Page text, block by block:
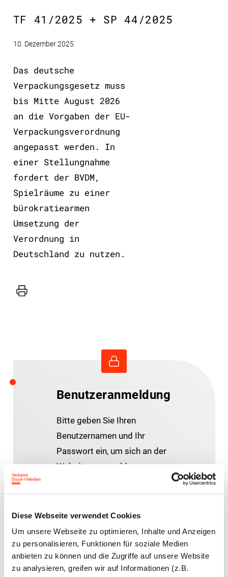
Diese Webseite verwendet Cookies
Um unsere Webseite zu optimieren, Inhalte und Anzeigen
zu personalisieren, Funktionen für soziale Medien
anbieten zu können und die Zugriffe auf unsere Website
zu analysieren, greifen wir auf Informationen (z.B.
TF 41/2025 + SP 44/2025
10. Dezember 2025
Das deutsche
Verpackungsgesetz muss
bis Mitte August 2026
an die Vorgaben der EU-
Verpackungsverordnung
angepasst werden. In
einer Stellungnahme
fordert der BVDM,
Spielräume zu einer
bürokratiearmen
Umsetzung der
Verordnung in
Deutschland zu nutzen.
Drucker
Benutzeranmeldung
Bitte geben Sie Ihren
Benutzernamen und Ihr
Passwort ein, um sich an der
Website anzumelden.
Passwort: